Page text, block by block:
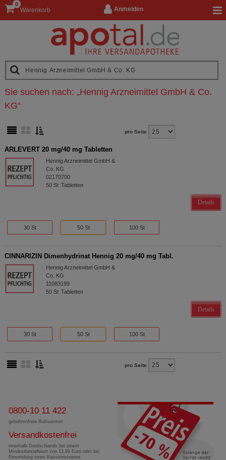
Anmelden
Warenkorb
0
Sie suchen nach: „Hennig Arzneimittel GmbH & Co.
KG“
pro Seite
ARLEVERT 20 mg/40 mg Tabletten
Hennig Arzneimittel GmbH &
Co. KG
02170700
50 St Tabletten
Details
30 St 50 St 100 St
CINNARIZIN Dimenhydrinat Hennig 20 mg/40 mg Tabl.
Hennig Arzneimittel GmbH &
Co. KG
11083199
50 St Tabletten
Details
30 St 50 St 100 St
pro Seite
0800-10 11 422
gebührenfreie Rufnummer
Versandkostenfrei
innerhalb Deutschlands bei einem
Mindestbestellwert von 13,99 Euro oder bei
Einsendung eines Kassenrezeptes